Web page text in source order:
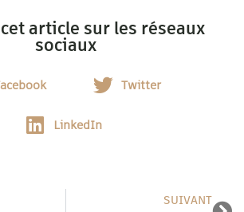
article sur les réseaux
sociaux
Twitter
LinkedIn
SUIVANT